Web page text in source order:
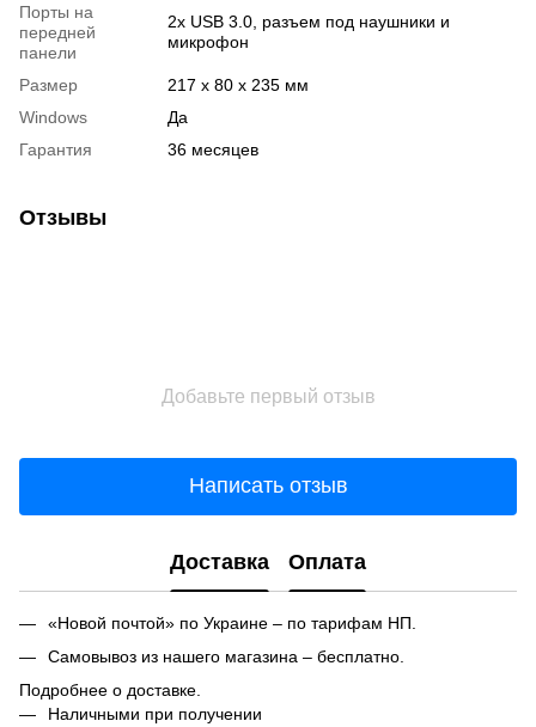
Порты на
передней
панели
2х USB 3.0, разъем под наушники и
микрофон
Размер
217 x 80 x 235 мм
Windows
Да
Гарантия
36 месяцев
Отзывы
Добавьте первый отзыв
Написать отзыв
Доставка Оплата
«Новой почтой» по Украине – по тарифам НП.
Самовывоз из нашего магазина – бесплатно.
Подробнее о доставке.
Наличными при получении